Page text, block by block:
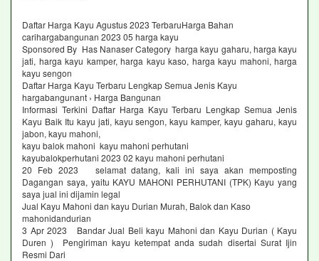
Daftar Harga Kayu Agustus 2023 TerbaruHarga Bahan
carihargabangunan 2023 05 harga kayu
Sponsored By Has Nanaser Category harga kayu gaharu, harga kayu
jati, harga kayu kamper, harga kayu kaso, harga kayu mahoni, harga
kayu sengon
Daftar Harga Kayu Terbaru Lengkap Semua Jenis Kayu
hargabangunant › Harga Bangunan
Informasi Terkini Daftar Harga Kayu Terbaru Lengkap Semua Jenis
Kayu Baik Itu kayu jati, kayu sengon, kayu kamper, kayu gaharu, kayu
jabon, kayu mahoni,
kayu balok mahoni kayu mahoni perhutani
kayubalokperhutani 2023 02 kayu mahoni perhutani
20 Feb 2023 selamat datang, kali ini saya akan memposting
Dagangan saya, yaitu KAYU MAHONI PERHUTANI (TPK) Kayu yang
saya jual ini dijamin legal
Jual Kayu Mahoni dan kayu Durian Murah, Balok dan Kaso
mahonidandurian
3 Apr 2023 Bandar Jual Beli kayu Mahoni dan Kayu Durian ( Kayu
Duren ) Pengiriman kayu ketempat anda sudah disertai Surat Ijin
Resmi Dari